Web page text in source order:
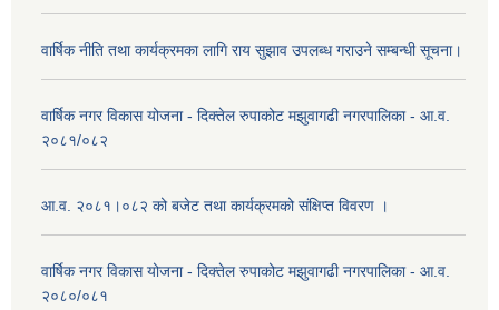
वार्षिक नीति तथा कार्यक्रमका लागि राय सुझाव उपलब्ध गराउने सम्बन्धी सूचना।
वार्षिक नगर विकास योजना - दिक्तेल रुपाकोट मझुवागढी नगरपालिका - आ.व.
२०८१/०८२
आ.व. २०८१।०८२ को बजेट तथा कार्यक्रमको संक्षिप्त विवरण ।
वार्षिक नगर विकास योजना - दिक्तेल रुपाकोट मझुवागढी नगरपालिका - आ.व.
२०८०/०८१